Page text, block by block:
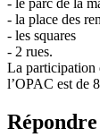
- la place des
- les squares
- 2 rues.
La participation
l’OPAC est de